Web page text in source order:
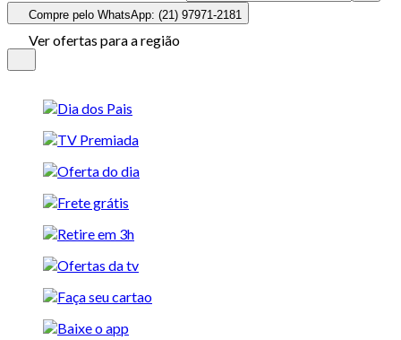
Compre pelo WhatsApp: (21) 97971-2181
Ver ofertas para a região